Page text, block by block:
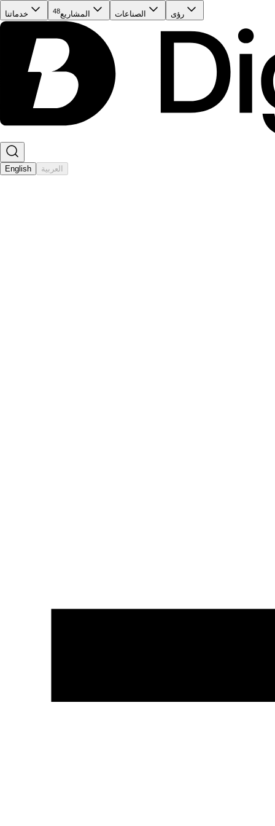
خدماتنا المشاريع48 الصناعات رؤى
English العربية